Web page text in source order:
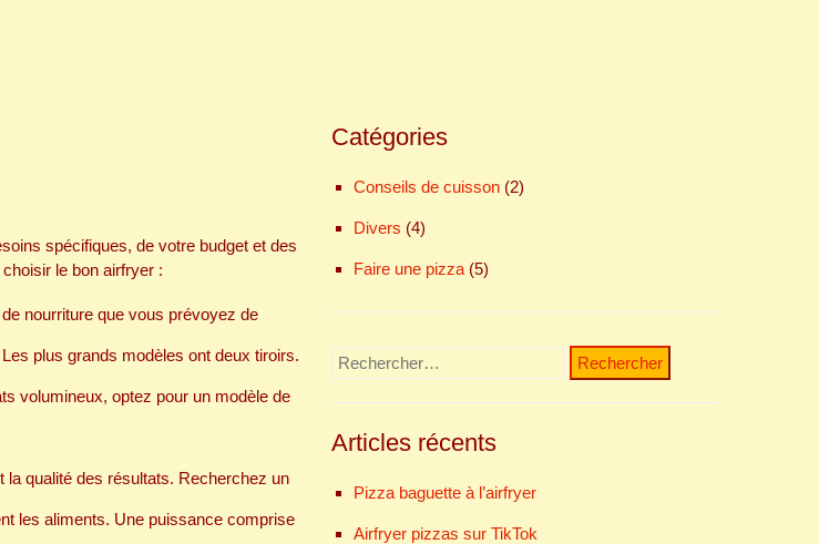
spécifiques, de votre budget et des
le bon airfryer :
nourriture que vous prévoyez de
plus grands modèles ont deux tiroirs.
volumineux, optez pour un modèle de
la qualité des résultats. Recherchez un
les aliments. Une puissance comprise
Catégories
Conseils de cuisson (2)
Divers (4)
Faire une pizza (5)
Rechercher :
Articles récents
Pizza baguette à l’airfryer
Airfryer pizzas sur TikTok